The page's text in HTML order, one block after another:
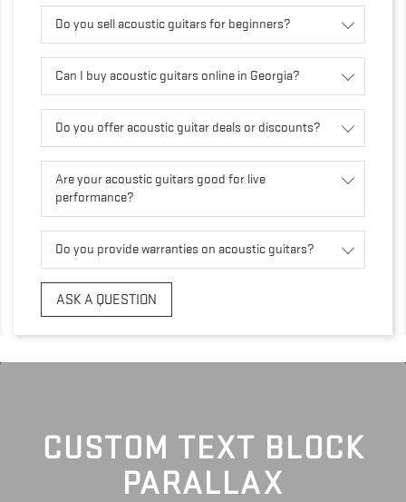
Do you sell acoustic guitars for beginners?
Can I buy acoustic guitars online in Georgia?
Do you offer acoustic guitar deals or discounts?
Are your acoustic guitars good for live
performance?
Do you provide warranties on acoustic guitars?
ASK A QUESTION
CUSTOM TEXT BLOCK
PARALLAX